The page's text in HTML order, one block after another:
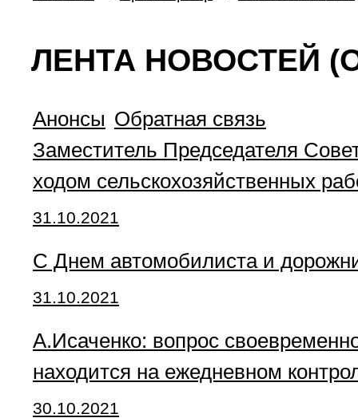
ЛЕНТА НОВОСТЕЙ
Анонсы Обратная связь
Заместитель Председателя
ходом сельскохозяйственных
31.10.2021
С Днем автомобилиста и
31.10.2021
А.Исаченко: вопрос
находится на ежедневном
30.10.2021